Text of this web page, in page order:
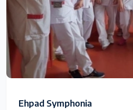
Ehpad Symphonia